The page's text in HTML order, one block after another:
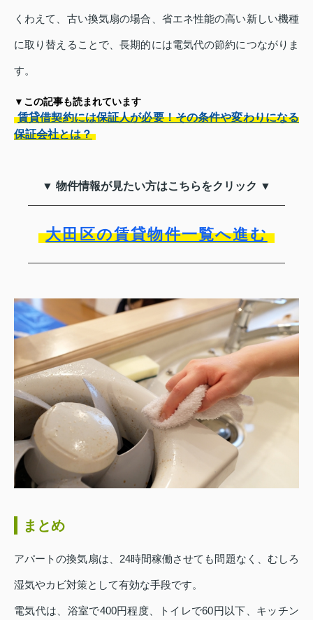
くわえて、古い換気扇の場合、省エネ性能の高い新しい機種
に取り替えることで、長期的には電気代の節約につながりま
す。
▼この記事も読まれています
賃貸借契約には保証人が必要！その条件や変わりになる
保証会社とは？
▼ 物件情報が見たい方はこちらをクリック ▼
大田区の賃貸物件一覧へ進む
まとめ
アパートの換気扇は、24時間稼働させても問題なく、むしろ
湿気やカビ対策として有効な手段です。
電気代は、浴室で400円程度、トイレで60円以下、キッチン